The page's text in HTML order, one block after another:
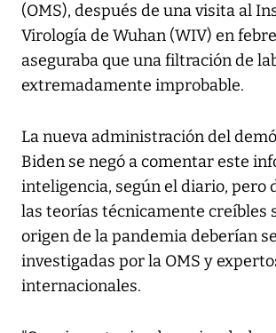
(OMS), después de una visita al
Virología de Wuhan (WIV) en
aseguraba que una filtración de
extremadamente improbable.
La nueva administración del
Biden se negó a comentar este
inteligencia, según el diario, pero
las teorías técnicamente creíbles
origen de la pandemia deberían
investigadas por la OMS y
internacionales.